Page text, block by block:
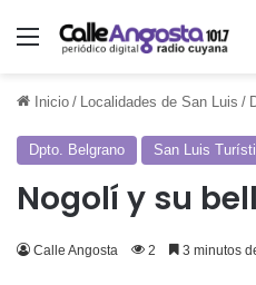
Menú
Inicio / Localidades de San Luis /
Dpto. Belgrano San Luis
Nogolí y su
Calle Angosta 2 3 minutos